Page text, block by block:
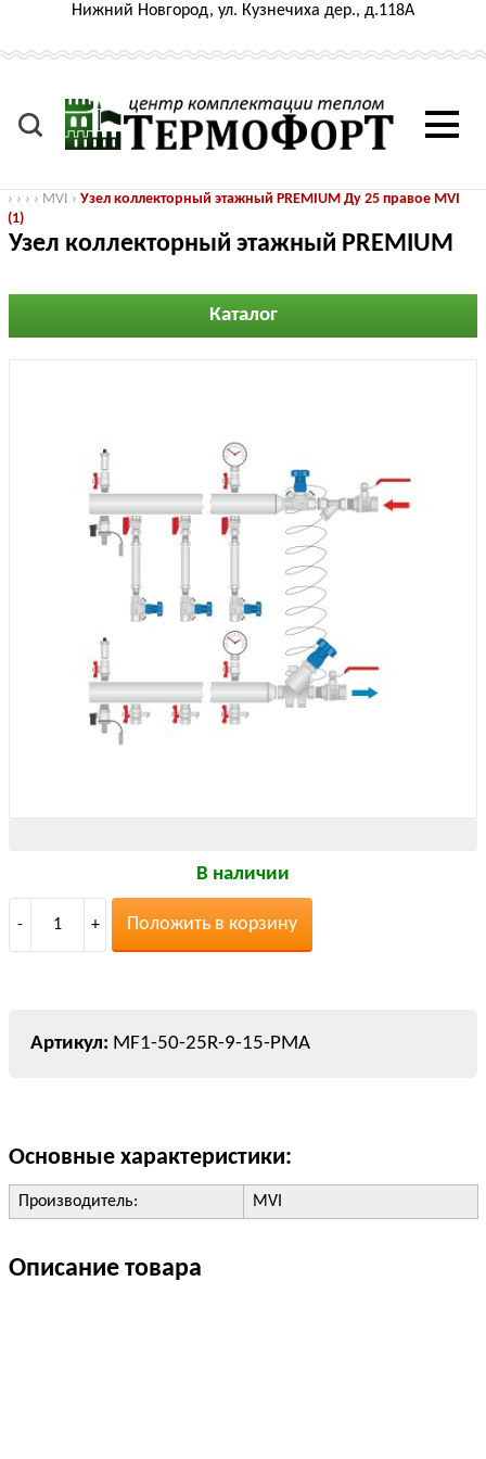
Нижний Новгород, ул. Кузнечиха дер., д.118А
› › › › MVI › Узел коллекторный этажный PREMIUM Ду 25 правое MVI
(1)
Узел коллекторный этажный PREMIUM
Каталог
В наличии
- 1 + Положить в корзину
MF1-50-25R-9-15-PMA
Основные характеристики:
Производитель: MVI
Описание товара